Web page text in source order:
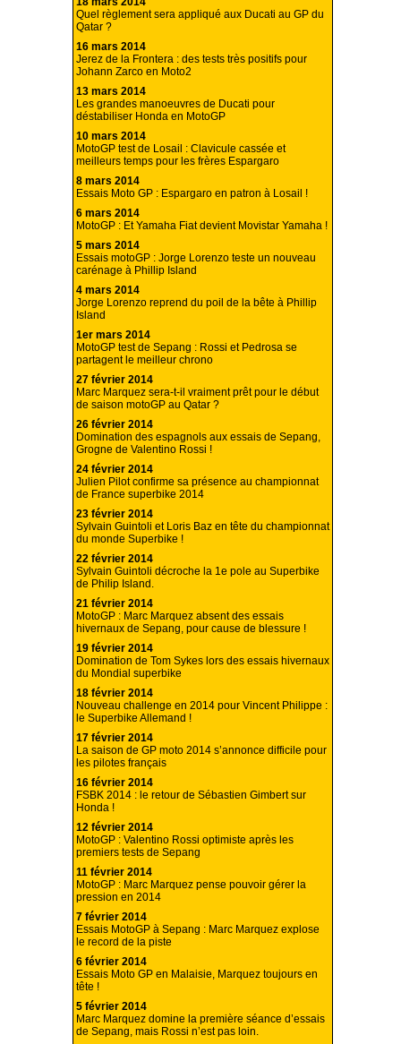
Quel règlement sera appliqué aux Ducati au GP du
Qatar ?
16 mars 2014
Jerez de la Frontera : des tests très positifs pour
Johann Zarco en Moto2
13 mars 2014
Les grandes manoeuvres de Ducati pour
déstabiliser Honda en MotoGP
10 mars 2014
MotoGP test de Losail : Clavicule cassée et
meilleurs temps pour les frères Espargaro
8 mars 2014
Essais Moto GP : Espargaro en patron à Losail !
6 mars 2014
MotoGP : Et Yamaha Fiat devient Movistar Yamaha !
5 mars 2014
Essais motoGP : Jorge Lorenzo teste un nouveau
carénage à Phillip Island
4 mars 2014
Jorge Lorenzo reprend du poil de la bête à Phillip
Island
1er mars 2014
MotoGP test de Sepang : Rossi et Pedrosa se
partagent le meilleur chrono
27 février 2014
Marc Marquez sera-t-il vraiment prêt pour le début
de saison motoGP au Qatar ?
26 février 2014
Domination des espagnols aux essais de Sepang,
Grogne de Valentino Rossi !
24 février 2014
Julien Pilot confirme sa présence au championnat
de France superbike 2014
23 février 2014
Sylvain Guintoli et Loris Baz en tête du championnat
du monde Superbike !
22 février 2014
Sylvain Guintoli décroche la 1e pole au Superbike
de Philip Island.
21 février 2014
MotoGP : Marc Marquez absent des essais
hivernaux de Sepang, pour cause de blessure !
19 février 2014
Domination de Tom Sykes lors des essais hivernaux
du Mondial superbike
18 février 2014
Nouveau challenge en 2014 pour Vincent Philippe :
le Superbike Allemand !
17 février 2014
La saison de GP moto 2014 s’annonce difficile pour
les pilotes français
16 février 2014
FSBK 2014 : le retour de Sébastien Gimbert sur
Honda !
12 février 2014
MotoGP : Valentino Rossi optimiste après les
premiers tests de Sepang
11 février 2014
MotoGP : Marc Marquez pense pouvoir gérer la
pression en 2014
7 février 2014
Essais MotoGP à Sepang : Marc Marquez explose
le record de la piste
6 février 2014
Essais Moto GP en Malaisie, Marquez toujours en
tête !
5 février 2014
Marc Marquez domine la première séance d’essais
de Sepang, mais Rossi n’est pas loin.